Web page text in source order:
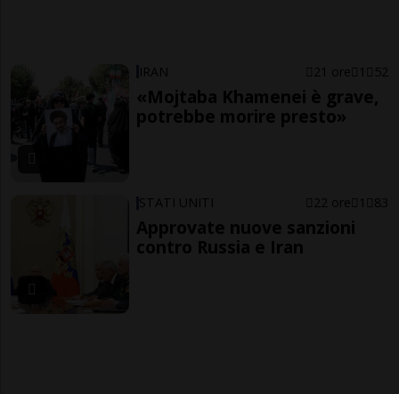
IRAN 21 ore 1 52
«Mojtaba Khamenei è grave,
potrebbe morire presto»
STATI UNITI 22 ore 1 83
Approvate nuove sanzioni
contro Russia e Iran